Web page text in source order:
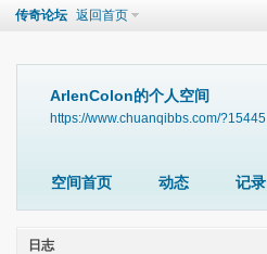
传奇论坛 返回首页
ArlenColon的个人空间
https://www.chuanqibbs.com/?15445
空间首页 动态 记录
日志